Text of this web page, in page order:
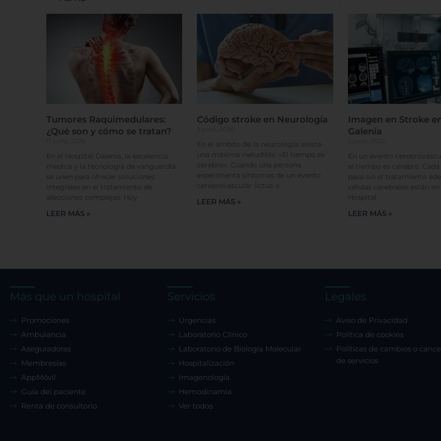
Tumores Raquimedulares:
¿Qué son y cómo se tratan?
En el Hospital Galenia, la excelencia
médica y la tecnología de vanguardia
se unen para ofrecer soluciones
integrales en el tratamiento de
afecciones complejas. Hoy
LEER MÁS »
Código stroke en Neurología
En el ámbito de la neurología, existe
una máxima ineludible: «El tiempo es
cerebro». Cuando una persona
experimenta síntomas de un evento
cerebrovascular (ictus o
LEER MÁS »
Imagen en Stroke
Galenia
En un evento
el tiempo es cerebro.
pasa sin el tratamiento
células cerebrales están
Hospital
LEER MÁS »
Más que un hospital
Promociones
Ambulancia
Aseguradoras
Membresías
AppMóvil
Guía del paciente
Renta de consultorio
Servicios
Urgencias
Laboratorio Clínico
Laboratorio de Biología Molecular
Hospitalización
Imagenología
Hemodinamia
Ver todos
Legales
Aviso de Privacidad
Política de cookies
Políticas de cambios o
de servicios
Sistema de personalización de cookies
Cookies dirigidas
Cookies de funcionalidad
Cookies de rendimiento
Confirmar mis